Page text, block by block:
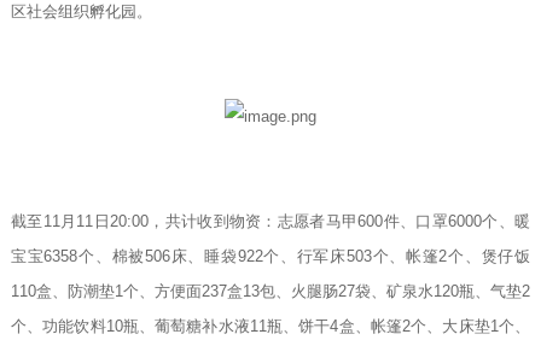
区社会组织孵化园。
截至11月11日20:00，共计收到物资：志愿者马甲600件、口罩6000个、暖
宝宝6358个、棉被506床、睡袋922个、行军床503个、帐篷2个、煲仔饭
110盒、防潮垫1个、方便面237盒13包、火腿肠27袋、矿泉水120瓶、气垫2
个、功能饮料10瓶、葡萄糖补水液11瓶、饼干4盒、帐篷2个、大床垫1个、